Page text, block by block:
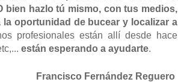
bien hazlo tú mismo, con tus medios,
oportunidad de bucear y localizar a
profesionales están allí desde hace
están esperando a ayudarte.
Francisco Fernández Reguero